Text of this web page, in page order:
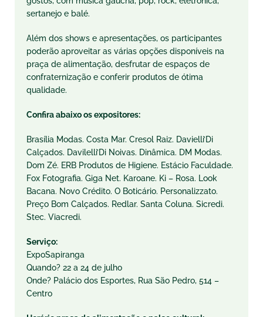
sertanejo e balé.
Além dos shows e apresentações, os participantes
poderão aproveitar as várias opções disponíveis na
praça de alimentação, desfrutar de espaços de
confraternização e conferir produtos de ótima
qualidade.
Confira abaixo os expositores:
Brasília Modas. Costa Mar. Cresol Raiz. Davielli’Di
Calçados. Davilelli’Di Noivas. Dinâmica. DM Modas.
Dom Zé. ERB Produtos de Higiene. Estácio Faculdade.
Fox Fotografia. Giga Net. Karoane. Ki – Rosa. Look
Bacana. Novo Crédito. O Boticário. Personalizzato.
Preço Bom Calçados. Redlar. Santa Coluna. Sicredi.
Stec. Viacredi.
Serviço:
ExpoSapiranga
Quando? 22 a 24 de julho
Onde? Palácio dos Esportes, Rua São Pedro, 514 –
Centro